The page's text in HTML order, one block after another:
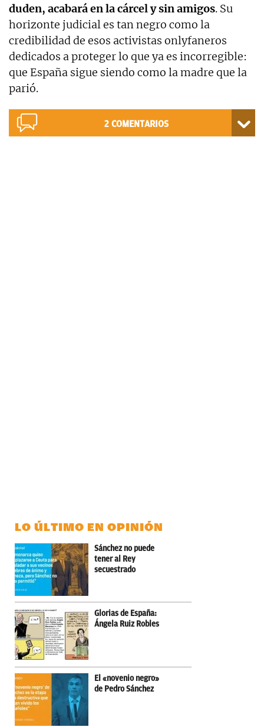
duden, acabará en la cárcel y sin amigos. Su
horizonte judicial es tan negro como la
credibilidad de esos activistas onlyfaneros
dedicados a proteger lo que ya es incorregible:
que España sigue siendo como la madre que la
parió.
2 COMENTARIOS
LO ÚLTIMO EN OPINIÓN
Sánchez no puede
tener al Rey
secuestrado
Glorias de España:
Ángela Ruiz Robles
El «novenio negro»
de Pedro Sánchez